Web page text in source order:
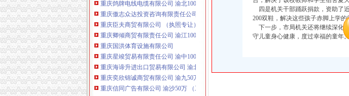
重庆傲志众达投资咨询有限责任公司 渝九1000万 （增资）
重庆臣夫商贸有限公司 （执照专让）
重庆卿倾商贸有限责任公司 渝江100万 （工商注册）
重庆国洪体育设施有限公司
重庆星竣贸易有限责任公司 渝中100万 （进出口权）
重庆海谛升进出口贸易有限公司 渝北100万 （进出口权）
重庆奕欣锦诚商贸有限公司 渝九50万 （工商注册）
重庆信同广告有限公司 渝沙50万 （工商注册）
重庆三虹房地产营销策划有限公司
四是机关干部踊跃捐款，资助了
200双鞋，解决这些孩子赤脚上学的
下一步，市局机关还将继续深化
守儿童身心健康，度过幸福的童年